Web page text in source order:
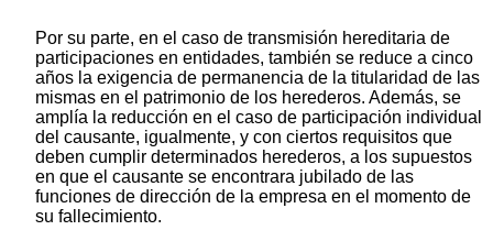
Por su parte, en el caso de transmisión hereditaria de
participaciones en entidades, también se reduce a cinco
años la exigencia de permanencia de la titularidad de las
mismas en el patrimonio de los herederos. Además, se
amplía la reducción en el caso de participación individual
del causante, igualmente, y con ciertos requisitos que
deben cumplir determinados herederos, a los supuestos
en que el causante se encontrara jubilado de las
funciones de dirección de la empresa en el momento de
su fallecimiento.